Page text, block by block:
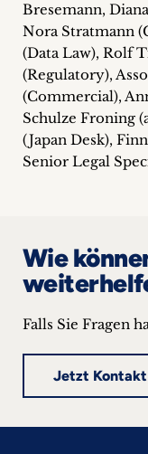
Bresemann,
Nora Stratmann
(Data Law), Rolf
(Regulatory),
(Commercial),
Schulze Froning
(Japan Desk),
Senior Legal
Wie
Falls Sie Fragen
Jetzt Kontakt